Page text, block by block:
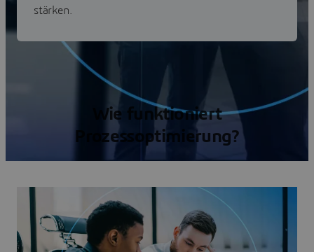
stärken.
Wie funktioniert
Prozessoptimierung?